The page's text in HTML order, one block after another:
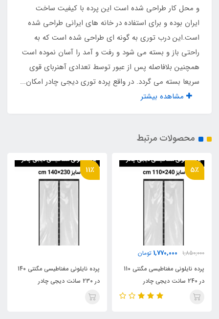
و محل کار طراحی شده است این پرده با کیفیت ساخت
ایران بوده و برای استفاده در خانه های ایرانی طراحی شده
است.این درب توری به گونه ای طراحی شده است که به
راحتی باز و بسته می شود و رفت و آمد را آسان نموده است
همچنین بلافاصله پس از عبور توسط تعدادی آهنربای قوی
سریعا بسته می گردد. در واقع پرده توری دیجی چادر امکان...
مشاهده بیشتر
محصولات مرتبط
5٪
1,850,000
1,770,000 تومان
پرده نایلونی مغناطیسی مگنتی 110
در 240 سانت دیجی چادر
11٪
پرده نایلونی مغناطیسی مگنتی 140
در 230 سانت دیجی چادر